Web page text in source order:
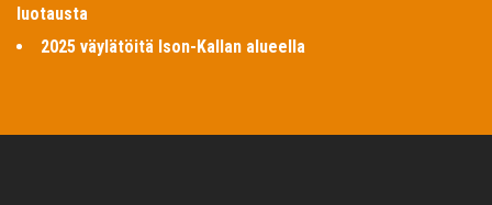
luotausta
2025 väylätöitä Ison-Kallan alueella